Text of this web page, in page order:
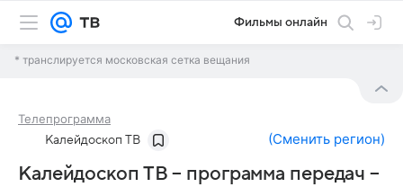
Фильмы онлайн
* транслируется московская сетка вещания
Телепрограмма
Калейдоскоп ТВ (Сменить регион)
Калейдоскоп ТВ – программа передач –